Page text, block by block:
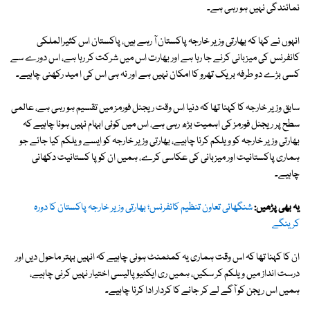
نمائندگی نہیں ہو رہی ہے۔
انہوں نے کہا کہ بھارتی وزیر خارجہ پاکستان آ رہے ہیں، پاکستان اس کثیرالملکی
کانفرنس کی میزبانی کرنے جا رہا ہے اور بھارت اس میں شرکت کر رہا ہے، اس دورے سے
کسی بڑے دو طرفہ بریک تھرو کا امکان نہیں ہے اور نہ ہی اس کی ا مید رکھنی چاہیے۔
سابق وزیر خارجہ کا کہنا تھا کہ دنیا اس وقت ریجنل فورمز میں تقسیم ہو رہی ہے، عالمی
سطح پر ریجنل فورمز کی اہمیت بڑھ رہی ہے، اس میں کوئی ابہام نہیں ہونا چاہیے کہ
بھارتی وزیر خارجہ کو ویلکم کرنا چاہیے، بھارتی وزیر خارجہ کو ایسے ویلکم کیا جائے جو
ہماری پاکستانیت اور میزبانی کی عکاسی کرے، ہمیں ان کو پا کستانیت دکھانی
چاہیے۔
یہ بھی پڑھیں:شنگھائی تعاون تنظیم کانفرنس؛ بھارتی وزیر خارجہ پاکستان کا دورہ
کرینگے
ان کا کہنا تھا کہ اس وقت ہماری یہ کمٹمنٹ ہونی چاہیے کہ انہیں بہتر ماحول دیں اور
درست انداز میں ویلکم کر سکیں، ہمیں ری ایکٹیو پالیسی اختیار نہیں کرنی چاہیے،
ہمیں اس ریجن کو آگے لے کر جانے کا کردار ادا کرنا چاہیے۔